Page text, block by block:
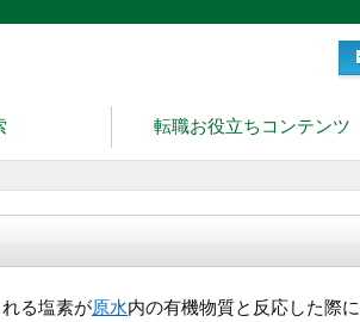
転職お役立ちコンテンツ
る塩素が原水内の有機物質と反応した際に